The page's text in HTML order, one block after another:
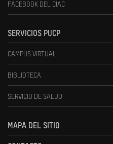
FACEBOOK DEL CIAC
SERVICIOS PUCP
CAMPUS VIRTUAL
BIBLIOTECA
SERVICIO DE SALUD
MAPA DEL SITIO